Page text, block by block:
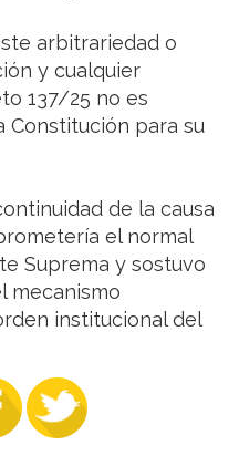
arbitrariedad o
y cualquier
137/25 no es
Constitución para su
de la causa
el normal
Suprema y sostuvo
mecanismo
institucional del